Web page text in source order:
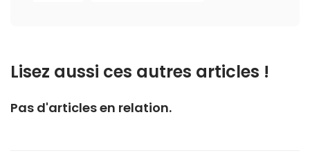
Lisez aussi ces autres articles !
Pas d'articles en relation.